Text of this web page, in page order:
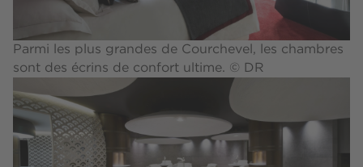
Parmi les plus grandes de Courchevel, les chambres
sont des écrins de confort ultime. © DR